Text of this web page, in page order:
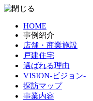
HOME
事例紹介
店舗・商業施設
戸建住宅
選ばれる理由
VISION-ビジョン-
探訪マップ
事業内容